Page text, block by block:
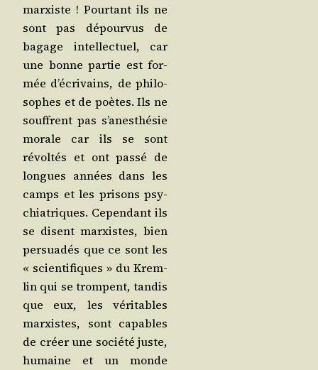
mar­xiste ! Pour­tant ils ne
sont pas dépour­vus de
bagage intel­lec­tuel, car
une bonne par­tie est for­
mée d’é­cri­vains, de phi­lo­
sophes et de poètes. Ils ne
souffrent pas s’anes­thé­sie
morale car ils se sont
révol­tés et ont pas­sé de
longues années dans les
camps et les pri­sons psy­
chia­triques. Cepen­dant ils
se disent mar­xistes, bien
per­sua­dés que ce sont les
« scien­ti­fiques » du Krem­
lin qui se trompent, tan­dis
que eux, les véri­tables
mar­xistes, sont capables
de créer une socié­té juste,
humaine et un monde